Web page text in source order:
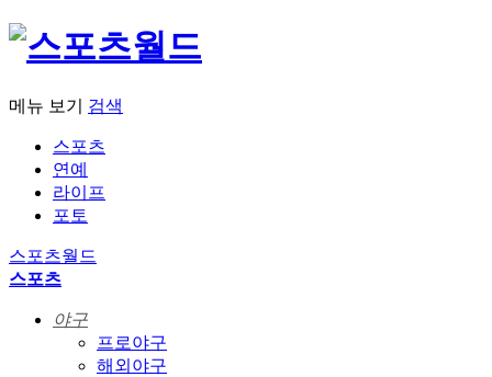
메뉴 보기 검색
스포츠
연예
라이프
포토
스포츠월드
스포츠
야구
프로야구
해외야구